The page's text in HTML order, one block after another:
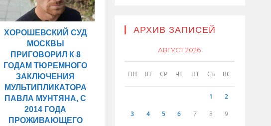
ХОРОШЕВСКИЙ СУД
МОСКВЫ
ПРИГОВОРИЛ К 8
ГОДАМ ТЮРЕМНОГО
ЗАКЛЮЧЕНИЯ
МУЛЬТИПЛИКАТОРА
ПАВЛА МУНТЯНА, С
2014 ГОДА
ПРОЖИВАЮЩЕГО
АРХИВ ЗАПИСЕЙ
АВГУСТ 2026
ПН ВТ СР ЧТ ПТ СБ ВС
1 2
3 4 5 6 7 8 9